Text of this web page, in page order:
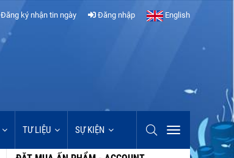
Đăng ký nhận tin ngày Đăng nhập English
TƯ LIỆU SỰ KIỆN